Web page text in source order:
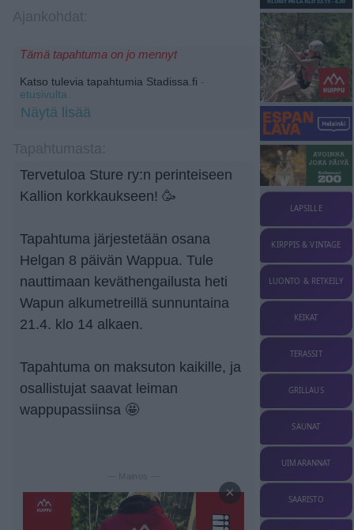
Tämä tapahtuma on jo mennyt
Katso tulevia tapahtumia Stadissa.fi -
etusivulta.
Näytä lisää
Tervetuloa Sture ry:n perinteiseen
Kallion korkkaukseen! 🥳
Tapahtuma järjestetään osana
Helgan 8 päivän Wappua. Tule
nauttimaan keväthengailusta heti
Wapun alkumetreillä sunnuntaina
21.4. klo 14 alkaen.
Tapahtuma on maksuton kaikille, ja
osallistujat saavat leiman
wappupassiinsa 🤩
— Mainos —
×
LAPSILLE
KIRPPIS & VINTAGE
LUONTO & RETKEILY
KEIKAT
TERASSIT
GRILLAUS
SAUNAT
UIMARANNAT
SAARISTO